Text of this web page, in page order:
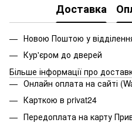
Доставка
Новою Поштою у
Кур'єром до дверей
Більше інформації про
Онлайн оплата на сайті
Карткою в privat24
Передоплата на карту